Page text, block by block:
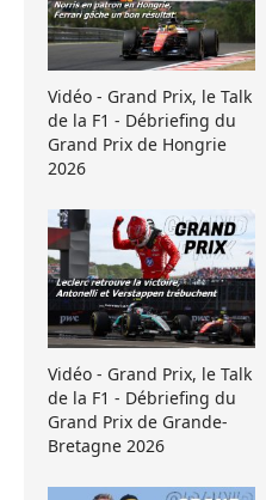
Vidéo - Grand Prix, le Talk
de la F1 - Débriefing du
Grand Prix de Hongrie
2026
Vidéo - Grand Prix, le Talk
de la F1 - Débriefing du
Grand Prix de Grande-
Bretagne 2026